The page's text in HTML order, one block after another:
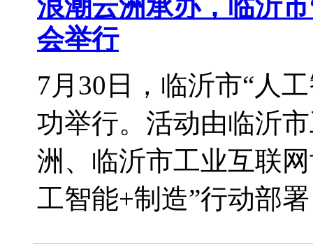
浪潮云洲承办，临沂
会举行
7月30日，临沂市“人
功举行。活动由临沂
洲、临沂市工业互联
工智能+制造”行动部